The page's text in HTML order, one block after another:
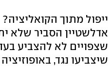
ייפול מתוך
אדלשטיין הסביר שלא
שצפויים לא להצביע
שיצביעו נגד,